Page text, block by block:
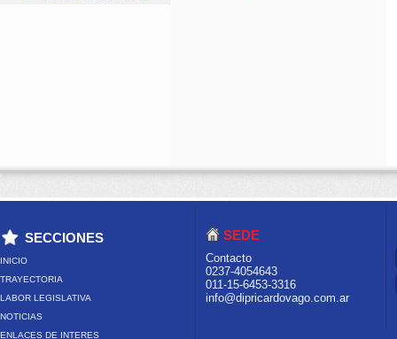
SECCIONES
INICIO
TRAYECTORIA
LABOR LEGISLATIVA
NOTICIAS
ENLACES DE INTERES
SEDE
Contacto
0237-4054643
011-15-6453-3316
info@dipricardovago.com.ar